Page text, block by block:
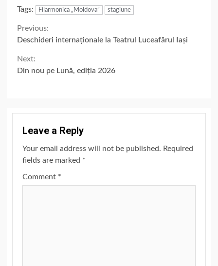
Tags: Filarmonica „Moldova” stagiune
Continue
Reading
Previous:
Deschideri internaționale la Teatrul Luceafărul Iași
Next:
Din nou pe Lună, ediția 2026
Leave a Reply
Your email address will not be published. Required
fields are marked *
Comment *